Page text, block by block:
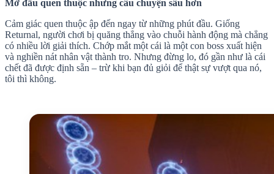
Mở đầu quen thuộc nhưng câu chuyện sâu hơn
Cảm giác quen thuộc ập đến ngay từ những phút đầu. Giống
Returnal, người chơi bị quăng thẳng vào chuỗi hành động mà chẳng
có nhiều lời giải thích. Chớp mắt một cái là một con boss xuất hiện
và nghiền nát nhân vật thành tro. Nhưng đừng lo, đó gần như là cái
chết đã được định sẵn – trừ khi bạn đủ giỏi để thật sự vượt qua nó,
tôi thì không.